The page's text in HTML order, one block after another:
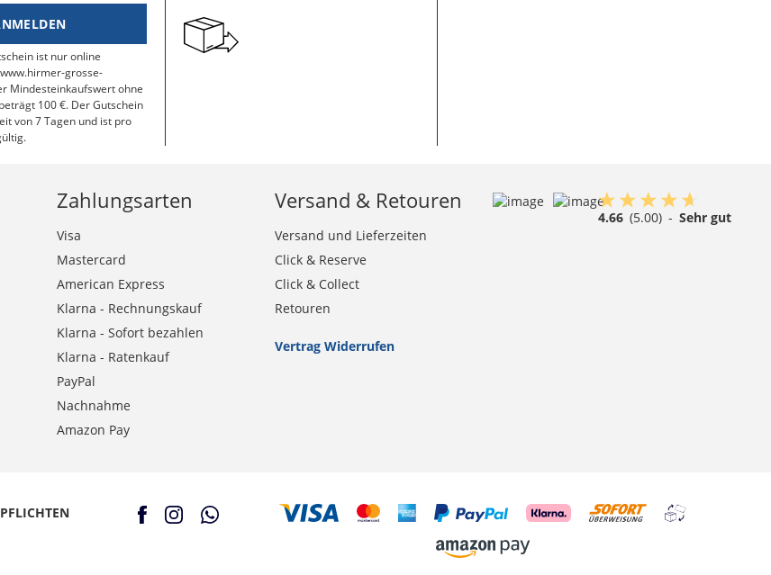
ist nur online
grosse-
Mindesteinkaufswert ohne
100 €. Der Gutschein
von 7 Tagen und ist pro
Zahlungsarten
Visa
Mastercard
American Express
Klarna - Rechnungskauf
Klarna - Sofort bezahlen
Klarna - Ratenkauf
PayPal
Nachnahme
Amazon Pay
Versand & Retouren
Versand und Lieferzeiten
Click & Reserve
Click & Collect
Retouren
Vertrag Widerrufen
4.66 (5.00) - Sehr gut